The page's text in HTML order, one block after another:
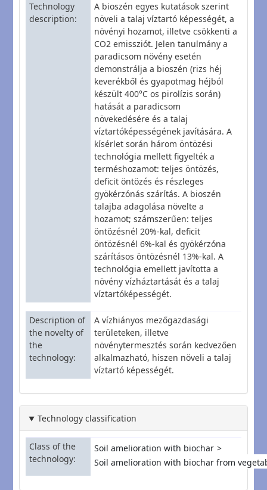
Technology
description
A bioszén egyes kutatások szerint
növeli a talaj víztartó képességét, a
növényi hozamot, illetve csökkenti a
CO2 emissziót. Jelen tanulmány a
paradicsom növény esetén
demonstrálja a bioszén (rizs héj
keverékből és gyapotmag héjból
készült 400°C os pirolízis során)
hatását a paradicsom
növekedésére és a talaj
víztartóképességének javítására. A
kísérlet során három öntözési
technológia mellett figyelték a
terméshozamot: teljes öntözés,
deficit öntözés és részleges
gyökérzónás szárítás. A bioszén
talajba adagolása növelte a
hozamot; számszerűen: teljes
öntözésnél 20%-kal, deficit
öntözésnél 6%-kal és gyökérzóna
szárításos öntözésnél 13%-kal. A
technológia emellett javította a
növény vízháztartását és a talaj
víztartóképességét.
Description of
the novelty of
the
technology
A vízhiányos mezőgazdasági
területeken, illetve
növénytermesztés során kedvezően
alkalmazható, hiszen növeli a talaj
víztartó képességét.
Technology classification
Class of the
technology
Soil amelioration with biochar
Soil amelioration with biochar from